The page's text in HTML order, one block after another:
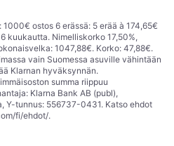
ostos 6 erässä: 5 erää à 174,65€
kuukautta. Nimelliskorko 17,50%,
1047,88€. Korko: 47,88€.
vain Suomessa asuville vähintään
Klarnan hyväksynnän.
summa riippuu
Klarna Bank AB (publ),
Y-tunnus: 556737-0431. Katso ehdot
fi/ehdot/.